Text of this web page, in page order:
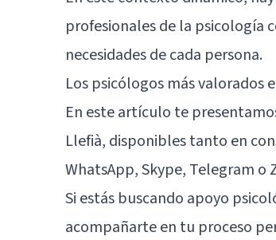
profesionales de la psicología
necesidades de cada persona.
Los psicólogos más valorados
En este artículo te
Llefià, disponibles tanto en
WhatsApp, Skype, Telegram o
Si estás buscando apoyo
acompañarte en tu proceso